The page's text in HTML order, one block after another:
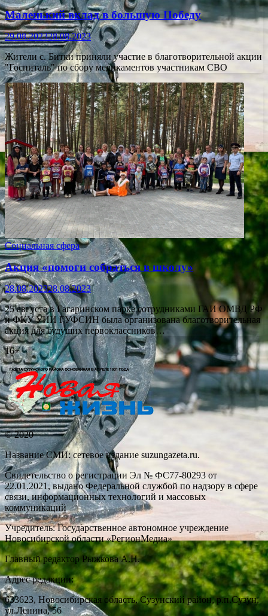
Маленький вклад в большую Победу
29.08.202328.08.2023
Жители с. Битки приняли участие в благотворительной акции
"Госпиталь" по сбору медикаментов участникам СВО
Социальная сфера
Акция «помоги собраться в школу»
28.08.202328.08.2023
25 августа в Гагаринском парке сотрудниками ГАИ ОМВД РФ
и ФКУ УИИ ГУФСИН была организована благотворительная
акция для будущих первоклассников…
16+
© 2020
Название СМИ: cетевое издание suzungazeta.ru.
Свидетельство о регистрации Эл № ФС77-80293 от
22.01.2021, выдано Федеральной службой по надзору в сфере
связи, информационных технологий и массовых
коммуникаций
Учредитель: Государственное автономное учреждение
Новосибирской области «РегионМедиа»
Главный редактор Рыжкова А.Н.
Адрес редакции:
633623, Новосибирская область, Сузунский район, р.п.Сузун,
ул.Ленина, 56